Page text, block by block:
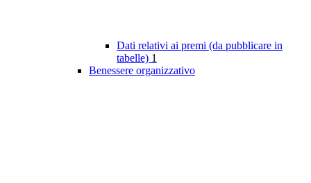
Dati relativi ai premi (da pubblicare in
tabelle) 1
Benessere organizzativo